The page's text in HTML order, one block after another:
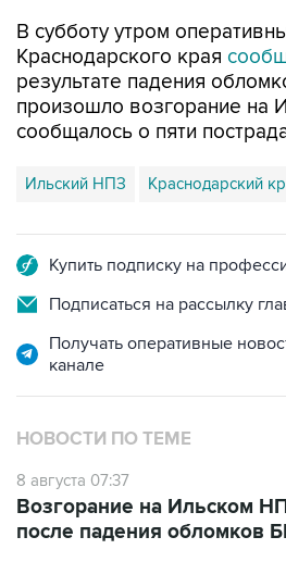
В субботу утром
Краснодарского края
результате падения
произошло возгорание на
сообщалось о пяти
Ильский НПЗ Краснодарский
Купить подписку на
Подписаться на рассылку
Получать оперативные
канале
НОВОСТИ ПО ТЕМЕ
8 августа 07:37
Возгорание на Ильском
после падения обломков